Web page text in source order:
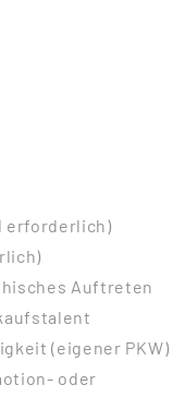
erforderlich)
Auftreten
(eigener PKW)
oder